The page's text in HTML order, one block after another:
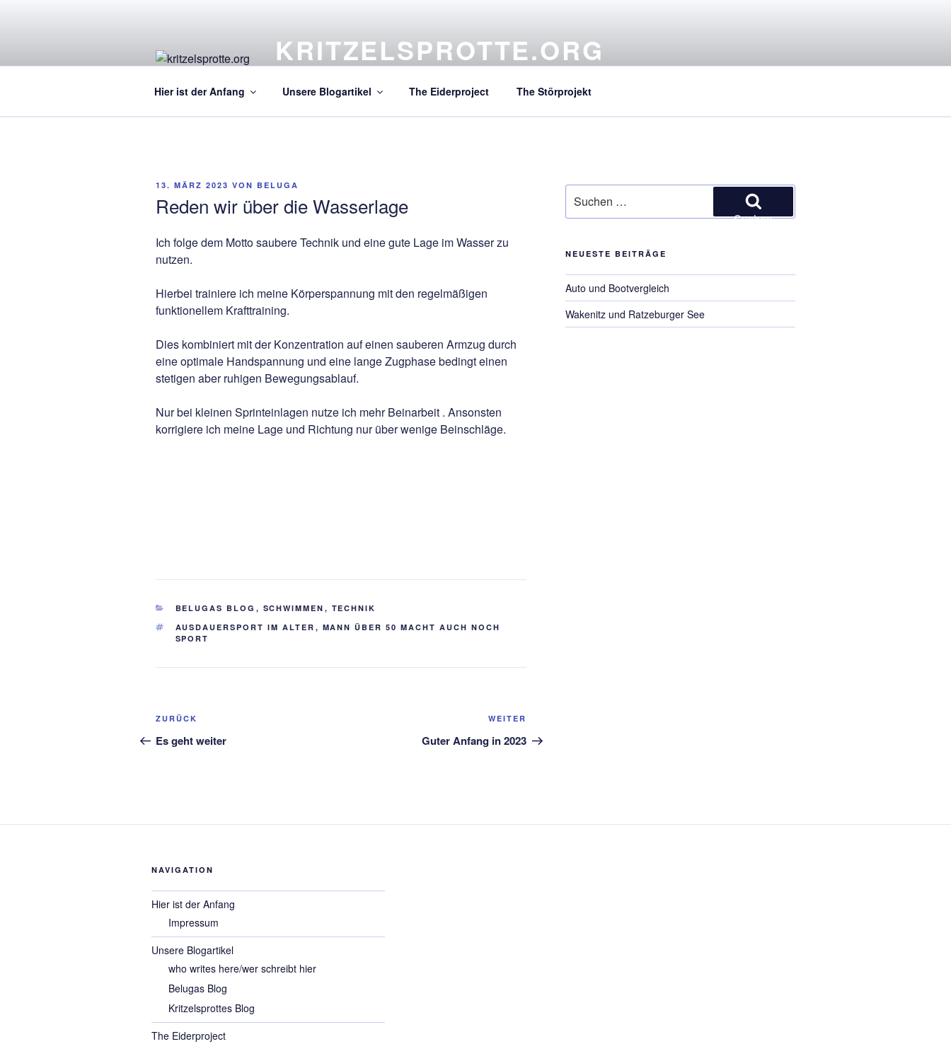
KRITZELSPROTTE.ORG
Hier ist der Anfang Unsere Blogartikel The Eiderproject The Störprojekt
VERÖFFENTLICHT
13. MÄRZ 2023 VON BELUGA
Reden wir über die Wasserlage
Ich folge dem Motto saubere Technik und eine gute Lage im Wasser zu
nutzen.
Hierbei trainiere ich meine Körperspannung mit den regelmäßigen
funktionellem Krafttraining.
Dies kombiniert mit der Konzentration auf einen sauberen Armzug durch
eine optimale Handspannung und eine lange Zugphase bedingt einen
stetigen aber ruhigen Bewegungsablauf.
Nur bei kleinen Sprinteinlagen nutze ich mehr Beinarbeit . Ansonsten
korrigiere ich meine Lage und Richtung nur über wenige Beinschläge.
KATEGORIEN
BELUGAS BLOG , SCHWIMMEN , TECHNIK
SCHLAGWÖRTER
AUSDAUERSPORT IM ALTER , MANN ÜBER 50 MACHT AUCH NOCH
SPORT
Beitragsnavigation
Vorheriger
Beitrag
ZURÜCK
Es geht weiter
Beitrag
WEITER
Guter Anfang in 2023
nach:
Suchen
NEUESTE BEITRÄGE
Auto und Bootvergleich
Wakenitz und Ratzeburger See
NAVIGATION
Hier ist der Anfang
Impressum
Unsere Blogartikel
who writes here/wer schreibt hier
Belugas Blog
Kritzelsprottes Blog
The Eiderproject